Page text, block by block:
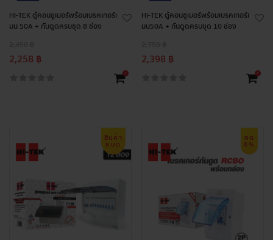
HI-TEK ตู้คอนซูเมอร์พร้อมเบรคเกอร์เ
มน 50A + กันดูดครบชุด 8 ช่อง
2,258 ฿
+
HI-TEK ตู้คอนซูเมอร์พร้อมเบรคเกอร์เ
มน50A + กันดูดครบชุด 10 ช่อง
2,398 ฿
+
สินค้า
หมด
ลด
6%